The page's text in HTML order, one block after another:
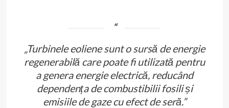
„Turbinele eoliene sunt o sursă de energie
regenerabilă care poate fi utilizată pentru
a genera energie electrică, reducând
dependența de combustibilii fosili și
emisiile de gaze cu efect de seră.”